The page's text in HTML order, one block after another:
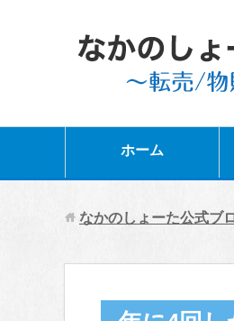
ホーム
なかのしょーた公式ブ